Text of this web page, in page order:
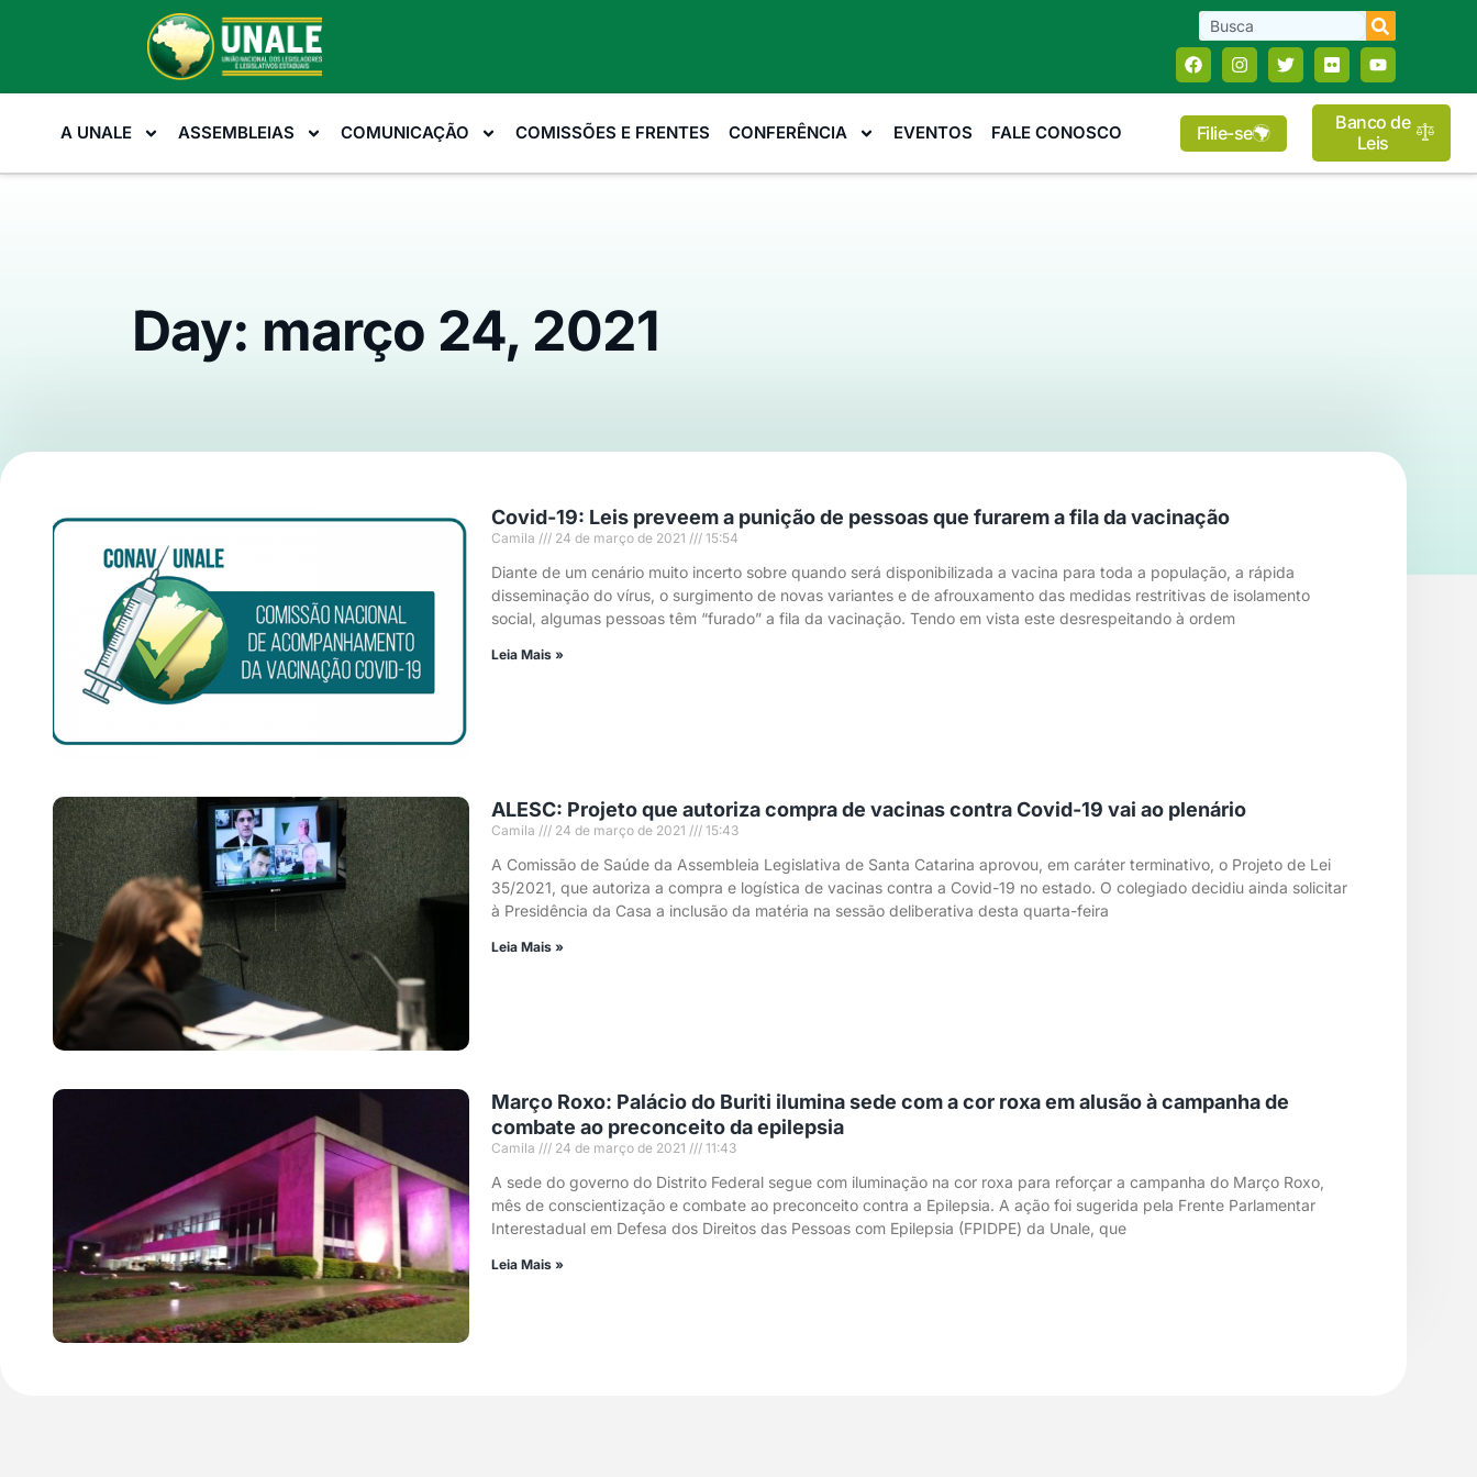
A UNALE ASSEMBLEIAS COMUNICAÇÃO COMISSÕES E FRENTES CONFERÊNCIA EVENTOS FALE CONOSCO Filie-se
Banco de
Leis
Day: março 24, 2021
Covid-19: Leis preveem a punição de pessoas que furarem a fila da vacinação
Camila 24 de março de 2021 15:54
Diante de um cenário muito incerto sobre quando será disponibilizada a vacina para toda a população, a rápida
disseminação do vírus, o surgimento de novas variantes e de afrouxamento das medidas restritivas de isolamento
social, algumas pessoas têm “furado” a fila da vacinação. Tendo em vista este desrespeitando à ordem
Leia Mais »
ALESC: Projeto que autoriza compra de vacinas contra Covid-19 vai ao plenário
Camila 24 de março de 2021 15:43
A Comissão de Saúde da Assembleia Legislativa de Santa Catarina aprovou, em caráter terminativo, o Projeto de Lei
35/2021, que autoriza a compra e logística de vacinas contra a Covid-19 no estado. O colegiado decidiu ainda solicitar
à Presidência da Casa a inclusão da matéria na sessão deliberativa desta quarta-feira
Leia Mais »
Março Roxo: Palácio do Buriti ilumina sede com a cor roxa em alusão à campanha de
combate ao preconceito da epilepsia
Camila 24 de março de 2021 11:43
A sede do governo do Distrito Federal segue com iluminação na cor roxa para reforçar a campanha do Março Roxo,
mês de conscientização e combate ao preconceito contra a Epilepsia. A ação foi sugerida pela Frente Parlamentar
Interestadual em Defesa dos Direitos das Pessoas com Epilepsia (FPIDPE) da Unale, que
Leia Mais »